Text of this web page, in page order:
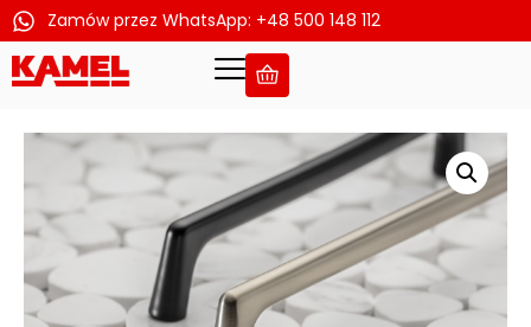
Przejdź
treści
Zamów przez WhatsApp: +48 500 148 112